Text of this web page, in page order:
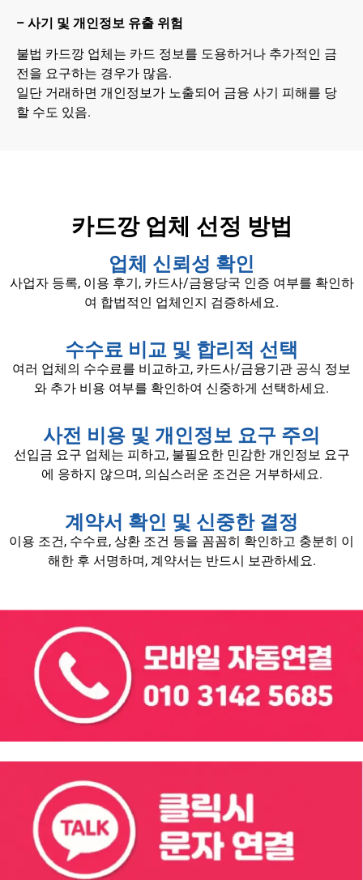
– 사기 및 개인정보 유출 위험
불법 카드깡 업체는 카드 정보를 도용하거나 추가적인 금
전을 요구하는 경우가 많음.
일단 거래하면 개인정보가 노출되어 금융 사기 피해를 당
할 수도 있음.
카드깡 업체 선정 방법
업체 신뢰성 확인
사업자 등록, 이용 후기, 카드사/금융당국 인증 여부를 확인하
여 합법적인 업체인지 검증하세요.
수수료 비교 및 합리적 선택
여러 업체의 수수료를 비교하고, 카드사/금융기관 공식 정보
와 추가 비용 여부를 확인하여 신중하게 선택하세요.
사전 비용 및 개인정보 요구 주의
선입금 요구 업체는 피하고, 불필요한 민감한 개인정보 요구
에 응하지 않으며, 의심스러운 조건은 거부하세요.
계약서 확인 및 신중한 결정
이용 조건, 수수료, 상환 조건 등을 꼼꼼히 확인하고 충분히 이
해한 후 서명하며, 계약서는 반드시 보관하세요.